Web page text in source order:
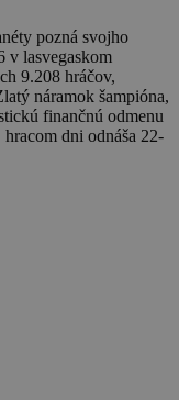
pozná svojho
v lasvegaskom
9.208 hráčov,
náramok šampióna,
finančnú odmenu
dni odnáša 22-